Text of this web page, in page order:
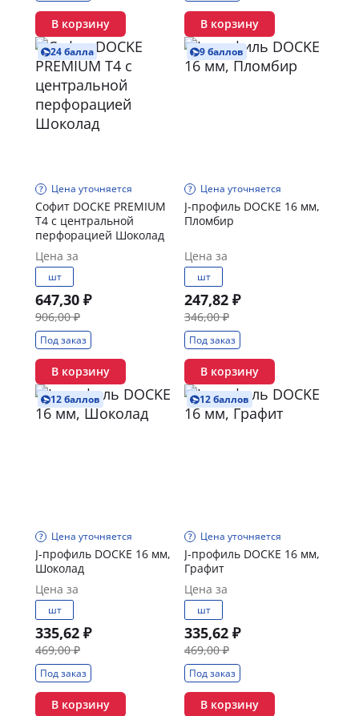
В корзину В корзину
24 балла
Цена уточняется
Софит DOCKE PREMIUM
T4 с центральной
перфорацией Шоколад
Цена за
шт
647,30 ₽
906,00 ₽
Под заказ
В корзину
9 баллов
Цена уточняется
J-профиль DOCKE 16 мм,
Пломбир
Цена за
шт
247,82 ₽
346,00 ₽
Под заказ
В корзину
12 баллов
Цена уточняется
J-профиль DOCKE 16 мм,
Шоколад
Цена за
шт
335,62 ₽
469,00 ₽
Под заказ
В корзину
12 баллов
Цена уточняется
J-профиль DOCKE 16 мм,
Графит
Цена за
шт
335,62 ₽
469,00 ₽
Под заказ
В корзину